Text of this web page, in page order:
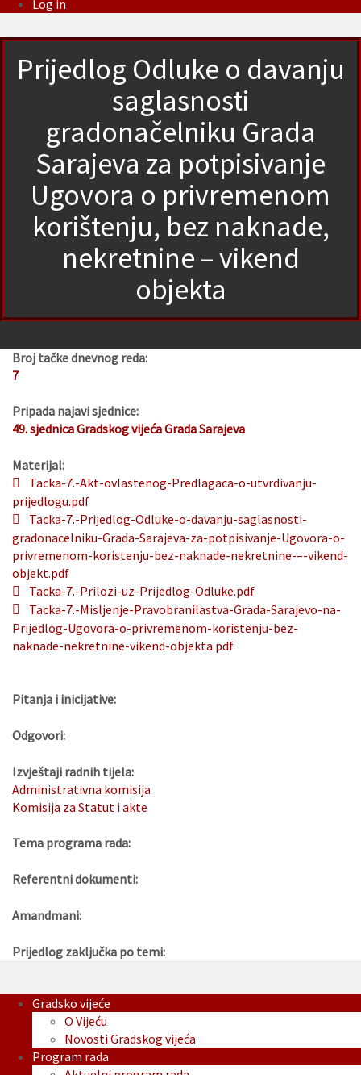
Log in
Prijedlog Odluke o davanju
saglasnosti
gradonačelniku Grada
Sarajeva za potpisivanje
Ugovora o privremenom
korištenju, bez naknade,
nekretnine – vikend
objekta
Broj tačke dnevnog reda:
7
Pripada najavi sjednice:
49. sjednica Gradskog vijeća Grada Sarajeva
Materijal:
Tacka-7.-Akt-ovlastenog-Predlagaca-o-utvrdivanju-
prijedlogu.pdf
Tacka-7.-Prijedlog-Odluke-o-davanju-saglasnosti-
gradonacelniku-Grada-Sarajeva-za-potpisivanje-Ugovora-o-
privremenom-koristenju-bez-naknade-nekretnine-–-vikend-
objekt.pdf
Tacka-7.-Prilozi-uz-Prijedlog-Odluke.pdf
Tacka-7.-Misljenje-Pravobranilastva-Grada-Sarajevo-na-
Prijedlog-Ugovora-o-privremenom-koristenju-bez-
naknade-nekretnine-vikend-objekta.pdf
Pitanja i inicijative:
Odgovori:
Izvještaji radnih tijela:
Administrativna komisija
Komisija za Statut i akte
Tema programa rada:
Referentni dokumenti:
Amandmani:
Prijedlog zaključka po temi:
Gradsko vijeće
O Vijeću
Novosti Gradskog vijeća
Program rada